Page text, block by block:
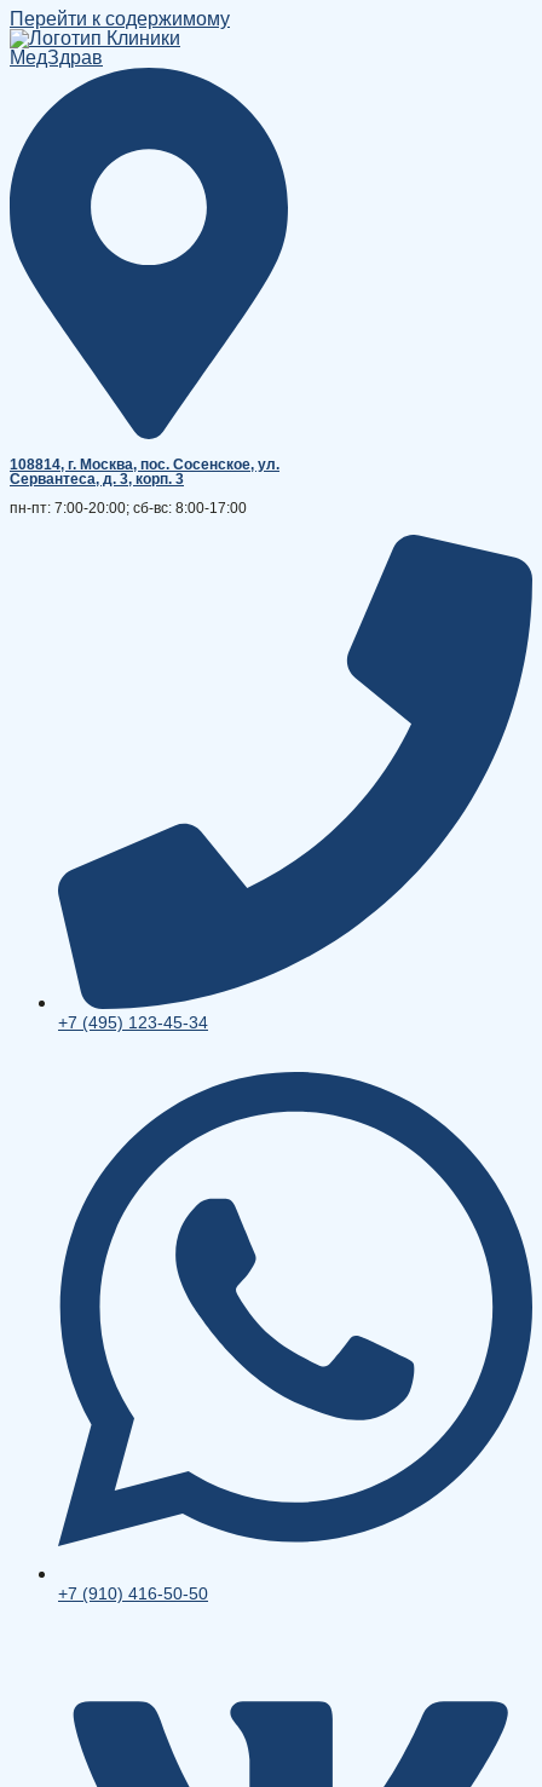
Перейти к содержимому
108814, г. Москва, поc. Сосенское, ул.
Сервантеса, д. 3, корп. 3
пн-пт: 7:00-20:00; сб-вс: 8:00-17:00
+7 (495) 123-45-34
+7 (910) 416-50-50